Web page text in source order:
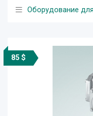
Оборудование
85 $